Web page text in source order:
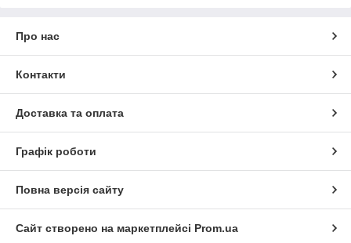
Про нас
Контакти
Доставка та оплата
Графік роботи
Повна версія сайту
Сайт створено на маркетплейсі Prom.ua